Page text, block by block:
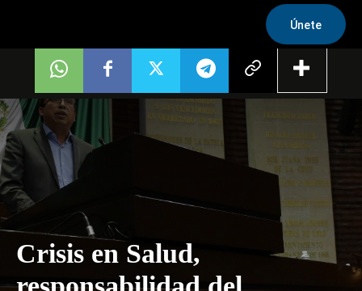
Únete
Crisis en Salud,